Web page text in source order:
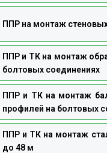
ППР на монтаж
ППР и ТК на монтаж
болтовых соединениях
ППР и ТК на монтаж
профилей на болтовых
ППР и ТК на монтаж
до 48 м